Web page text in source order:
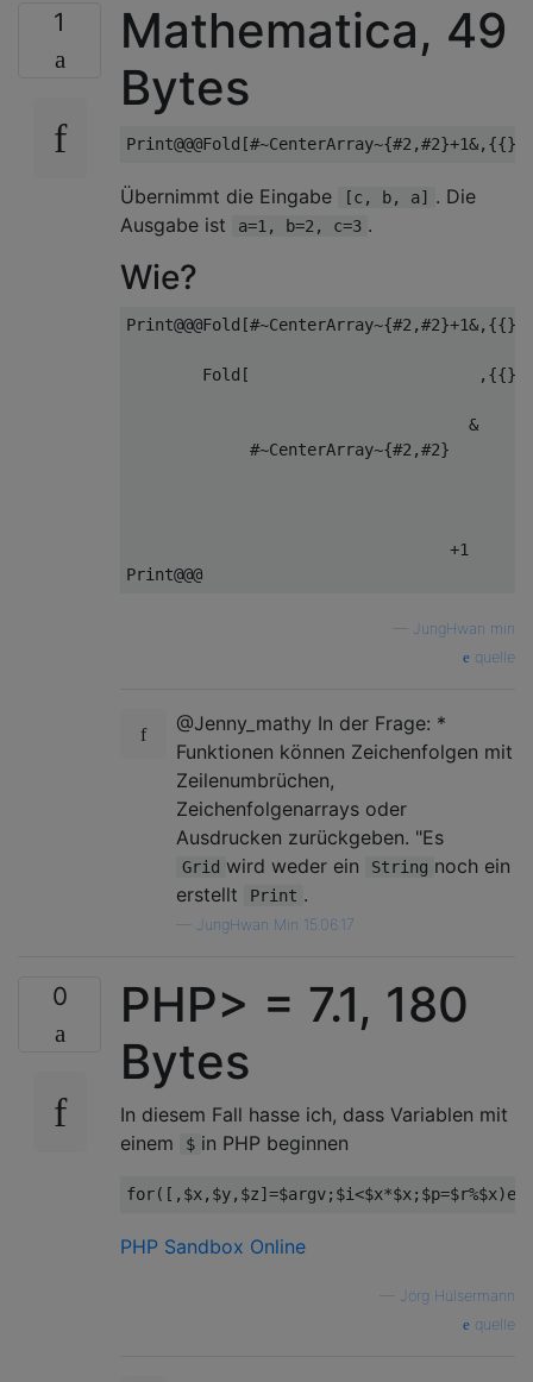
1
Mathematica, 49
Bytes
Übernimmt die Eingabe [c, b, a]
. Die
Ausgabe ist
a=1, b=2, c=3 .
Wie?
Fold[
&
#~CenterArray~{#2,#2}
+1
JungHwan min
quelle
@Jenny_mathy In der Frage: *
Funktionen können Zeichenfolgen mit
Zeilenumbrüchen,
Zeichenfolgenarrays oder
Ausdrucken zurückgeben. "Es
Grid wird weder ein String noch ein
erstellt
Print .
JungHwan Min 15.06.17
0
PHP> = 7.1, 180
Bytes
In diesem Fall hasse ich, dass Variablen mit
einem
$ in PHP beginnen
for([, $x, $y, $z]=$argv; $i<$x*$x; $p=$r%$x)
PHP Sandbox Online
Jörg Hülsermann
quelle